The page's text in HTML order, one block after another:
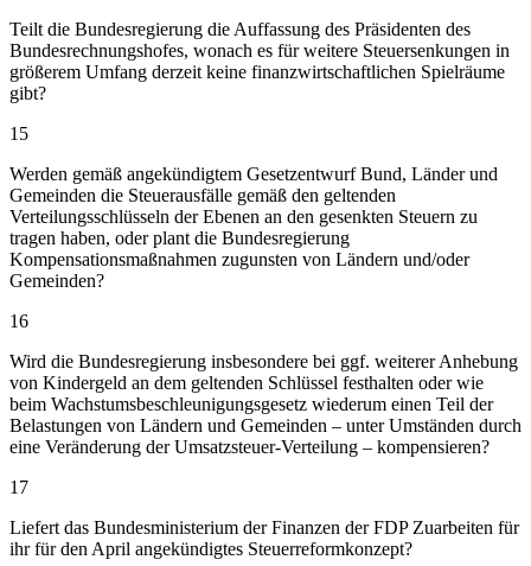
Teilt die Bundesregierung die Auffassung des Präsidenten des
Bundesrechnungshofes, wonach es für weitere Steuersenkungen in
größerem Umfang derzeit keine finanzwirtschaftlichen Spielräume
gibt?
15
Werden gemäß angekündigtem Gesetzentwurf Bund, Länder und
Gemeinden die Steuerausfälle gemäß den geltenden
Verteilungsschlüsseln der Ebenen an den gesenkten Steuern zu
tragen haben, oder plant die Bundesregierung
Kompensationsmaßnahmen zugunsten von Ländern und/oder
Gemeinden?
16
Wird die Bundesregierung insbesondere bei ggf. weiterer Anhebung
von Kindergeld an dem geltenden Schlüssel festhalten oder wie
beim Wachstumsbeschleunigungsgesetz wiederum einen Teil der
Belastungen von Ländern und Gemeinden – unter Umständen durch
eine Veränderung der Umsatzsteuer-Verteilung – kompensieren?
17
Liefert das Bundesministerium der Finanzen der FDP Zuarbeiten für
ihr für den April angekündigtes Steuerreformkonzept?